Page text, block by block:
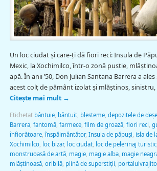
Un loc ciudat şi care-ţi dă fiori reci: Insula de
Mexic, la Xochimilco, într-o zonă pustie,
apă. În anii ’50, Don Julian Santana Barrera a
acest colț de pământ izolat şi mlăştinos,
Citește mai mult →
Etichetat bântuie, bântuit, blesteme, depozitele de
Barrera, fantomă, farmece, film de groază, fiori reci
înfiorătoare,înspăimântător, Insula de păpuşi isla de
Xochimilco, loc bizar, loc ciudat, loc de pelerinaj turistic,
monstruoasă de artă, magie, magie alba, magie
mlăștinoasă, oribilă, plină de superstiţii